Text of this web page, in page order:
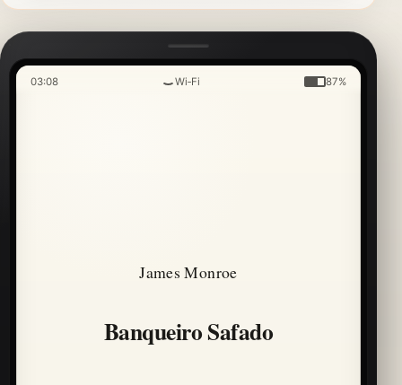
03:08 Wi‑Fi 87%
James Monroe
Banqueiro Safado